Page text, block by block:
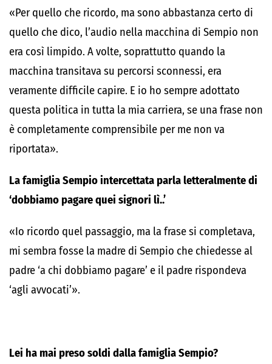
«Per quello che ricordo, ma sono abbastanza certo di
quello che dico, l’audio nella macchina di Sempio non
era così limpido. A volte, soprattutto quando la
macchina transitava su percorsi sconnessi, era
veramente difficile capire. E io ho sempre adottato
questa politica in tutta la mia carriera, se una frase non
è completamente comprensibile per me non va
riportata».
La famiglia Sempio intercettata parla letteralmente di
‘dobbiamo pagare quei signori lì..’
«Io ricordo quel passaggio, ma la frase si completava,
mi sembra fosse la madre di Sempio che chiedesse al
padre ‘a chi dobbiamo pagare’ e il padre rispondeva
‘agli avvocati’».
Lei ha mai preso soldi dalla famiglia Sempio?